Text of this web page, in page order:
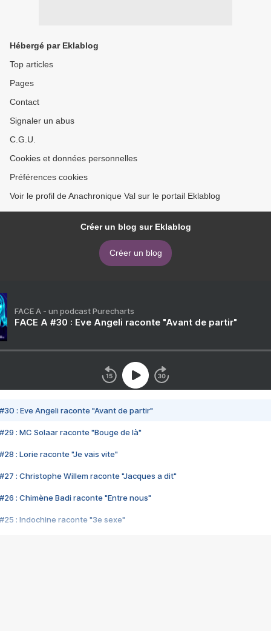
Hébergé par Eklablog
Top articles
Pages
Contact
Signaler un abus
C.G.U.
Cookies et données personnelles
Préférences cookies
Voir le profil de Anachronique Val sur le portail Eklablog
Créer un blog sur Eklablog
Créer un blog
FACE A - un podcast Purecharts
FACE A #30 : Eve Angeli raconte "Avant de partir"
#30 : Eve Angeli raconte "Avant de partir"
#29 : MC Solaar raconte "Bouge de là"
#28 : Lorie raconte "Je vais vite"
#27 : Christophe Willem raconte "Jacques a dit"
#26 : Chimène Badi raconte "Entre nous"
#25 : Indochine raconte "3e sexe"